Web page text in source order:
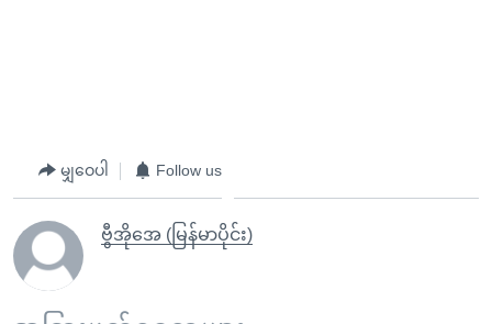
မျှဝေပါ Follow us
ဗွီအိုအေ (မြန်မာပိုင်း)